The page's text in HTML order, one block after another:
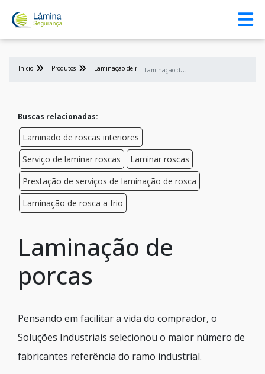
Início Produtos Laminação de rosca L
aminação de porcas
Buscas relacionadas:
Laminado de roscas interiores
Serviço de laminar roscas
Laminar roscas
Prestação de serviços de laminação de rosca
Laminação de rosca a frio
Laminação de
porcas
Pensando em facilitar a vida do comprador, o
Soluções Industriais selecionou o maior número de
fabricantes referência do ramo industrial.